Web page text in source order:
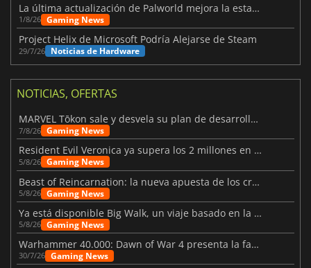
La última actualización de Palworld mejora la estabilidad
1/8/26 Gaming News
Project Helix de Microsoft Podría Alejarse de Steam
29/7/26 Noticias de Hardware
NOTICIAS, OFERTAS
MARVEL Tōkon sale y desvela su plan de desarrollo para el primer año
7/8/26 Gaming News
Resident Evil Veronica ya supera los 2 millones en listas de deseados
5/8/26 Gaming News
Beast of Reincarnation: la nueva apuesta de los creadores de Pokémon
5/8/26 Gaming News
Ya está disponible Big Walk, un viaje basado en la amistad
5/8/26 Gaming News
Warhammer 40.000: Dawn of War 4 presenta la facción de los Necrones
30/7/26 Gaming News